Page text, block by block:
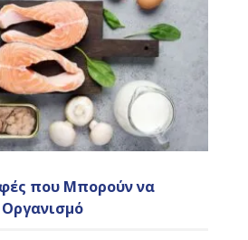
που Mπορούν να